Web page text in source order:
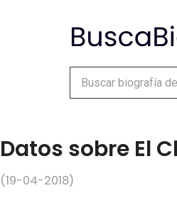
Datos sobre El
(19-04-2018)